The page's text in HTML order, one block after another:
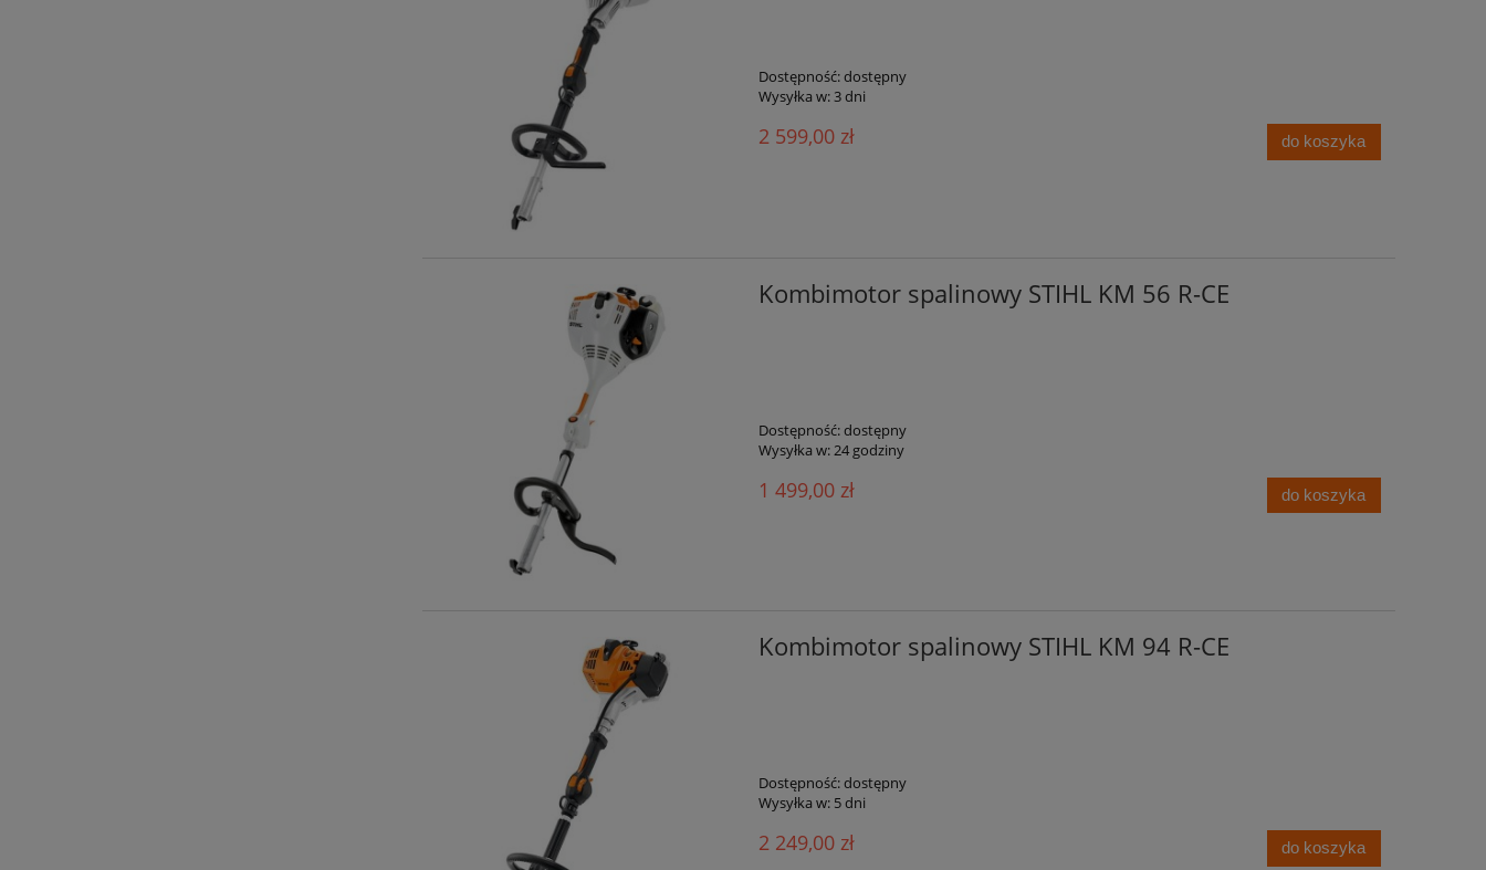
Dostępność:dostępny
Wysyłka w:3 dni
2 599,00 zł do koszyka
Kombimotor spalinowy STIHL KM 56 R-CE
Dostępność:dostępny
Wysyłka w:24 godziny
1 499,00 zł do koszyka
Kombimotor spalinowy STIHL KM 94 R-CE
Dostępność:dostępny
Wysyłka w: 5 dni
2 249,00 zł do koszyka